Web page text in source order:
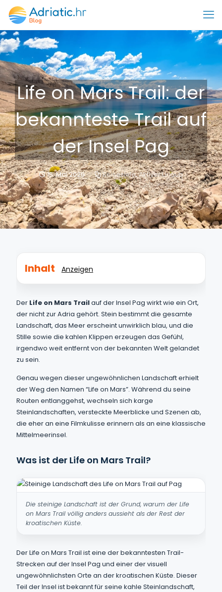
Life on Mars Trail: der
bekannteste Trail auf
der Insel Pag
15. Mai 2026 Reiseziele,Aktiver Urlaub
Inhalt Anzeigen
Der Life on Mars Trailauf der Insel Pag wirkt wie ein Ort,
der nicht zur Adria gehört. Stein bestimmt die gesamte
Landschaft, das Meer erscheint unwirklich blau, und die
Stille sowie die kahlen Klippen erzeugen das Gefühl,
irgendwo weit entfernt von der bekannten Welt gelandet
zu sein.
Genau wegen dieser ungewöhnlichen Landschaft erhielt
der Weg den Namen “Life on Mars”. Während du seine
Routen entlanggehst, wechseln sich karge
Steinlandschaften, versteckte Meerblicke und Szenen ab,
die eher an eine Filmkulisse erinnern als an eine klassische
Mittelmeerinsel.
Was ist der Life on Mars Trail?
Die steinige Landschaft ist der Grund, warum der Life
on Mars Trail völlig anders aussieht als der Rest der
kroatischen Küste.
Der Life on Mars Trail ist eine der bekanntesten Trail-
Strecken auf der Insel Pag und einer der visuell
ungewöhnlichsten Orte an der kroatischen Küste. Dieser
Teil der Insel ist bekannt für seine kahle Steinlandschaft,